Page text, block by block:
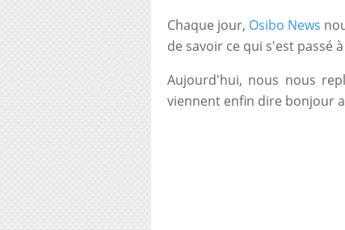
Chaque jour, Osibo News
de savoir ce qui s'est passé
Aujourd'hui, nous nous
viennent enfin dire bonjour